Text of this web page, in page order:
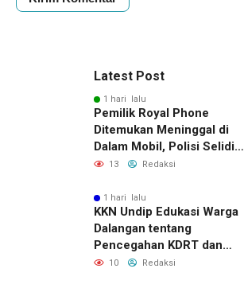
Latest Post
1 hari lalu
Pemilik Royal Phone
Ditemukan Meninggal di
Dalam Mobil, Polisi Selidiki
Dugaan Keterkaitan
13 Redaksi
1 hari lalu
KKN Undip Edukasi Warga
Dalangan tentang
Pencegahan KDRT dan
Komunikasi Keluarga
10 Redaksi